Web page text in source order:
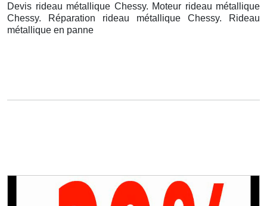
Devis rideau métallique Chessy. Moteur rideau métallique
Chessy. Réparation rideau métallique Chessy. Rideau
métallique en panne